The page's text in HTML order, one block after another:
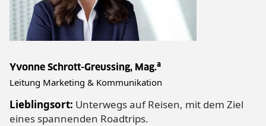
Yvonne Schrott-Greussing, Mag.ª
Leitung Marketing & Kommunikation
Lieblingsort: Unterwegs auf Reisen, mit dem Ziel
eines spannenden Roadtrips.